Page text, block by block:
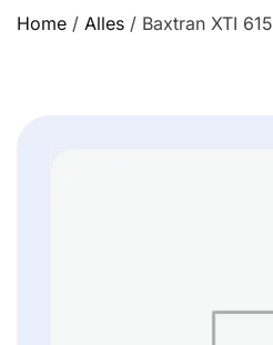
Home / Alles / Baxtran XTI 615